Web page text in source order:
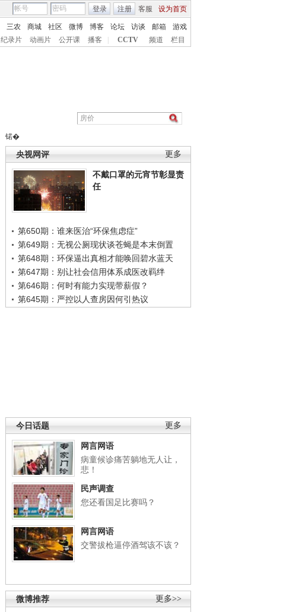
客服 设为首页
登录 注册
三农 商城 社区 微博 博客 论坛 访谈 邮箱
游戏
纪录片 动画片 公开课 播客 CCTV 频道 栏目
锘�
更多
央视网评
不戴口罩的元宵节彰显责
任
第650期：谁来医治“环保焦虑症”
第649期：无视公厕现状谈苍蝇是本末倒置
第648期：环保逼出真相才能唤回碧水蓝天
第647期：别让社会信用体系成医改羁绊
第646期：何时有能力实现带薪假？
第645期：严控以人查房因何引热议
更多
今日话题
网言网语
病童候诊痛苦躺地无人让，
悲！
民声调查
您还看国足比赛吗？
网言网语
交警拔枪逼停酒驾该不该？
更多>>
微博推荐